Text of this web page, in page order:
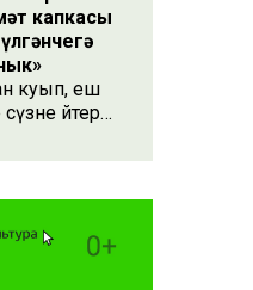
капкасы
куып, еш
әйтергә
яки
барлыгы